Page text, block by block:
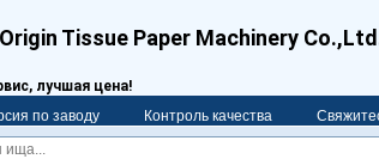
Tissue Paper Machinery
лучшая цена!
по заводу Контроль качества